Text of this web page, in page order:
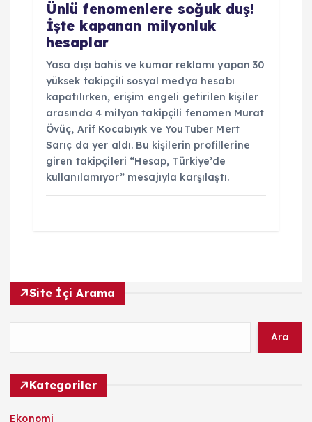
Ünlü fenomenlere soğuk duş!
İşte kapanan milyonluk
hesaplar
Yasa dışı bahis ve kumar reklamı yapan 30
yüksek takipçili sosyal medya hesabı
kapatılırken, erişim engeli getirilen kişiler
arasında 4 milyon takipçili fenomen Murat
Övüç, Arif Kocabıyık ve YouTuber Mert
Sarıç da yer aldı. Bu kişilerin profillerine
giren takipçileri “Hesap, Türkiye’de
kullanılamıyor” mesajıyla karşılaştı.
Site İçi Arama
Ara
Kategoriler
Ekonomi